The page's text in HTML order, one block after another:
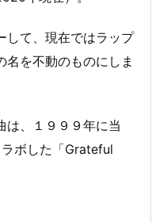
して、現在ではラップ
を不動のものにしま
は、１９９９年に当
ボした「Grateful